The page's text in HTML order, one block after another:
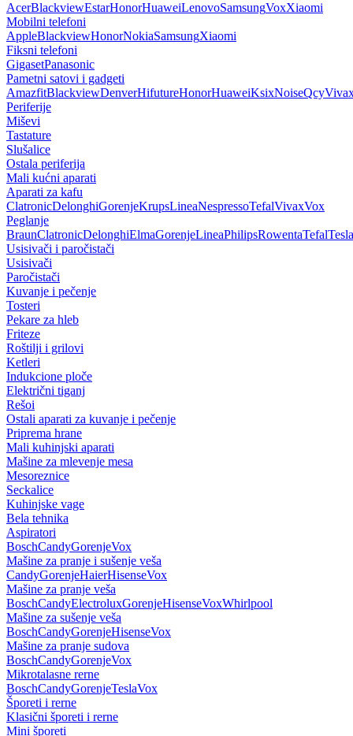
AcerBlackviewEstarHonorHuaweiLenovoSamsungVoxXiaomi
Mobilni telefoni
AppleBlackviewHonorNokiaSamsungXiaomi
Fiksni telefoni
GigasetPanasonic
Pametni satovi i gadgeti
AmazfitBlackviewDenverHifutureHonorHuaweiKsixNoiseQcy
Periferije
Miševi
Tastature
Slušalice
Ostala periferija
Mali kućni aparati
Aparati za kafu
ClatronicDelonghiGorenjeKrupsLineaNespressoTefalVivaxVox
Peglanje
BraunClatronicDelonghiElmaGorenjeLineaPhilipsRowentaTefalTesla
Usisivači i paročistači
Usisivači
Paročistači
Kuvanje i pečenje
Tosteri
Pekare za hleb
Friteze
Roštilji i grilovi
Ketleri
Indukcione ploče
Električni tiganj
Rešoi
Ostali aparati za kuvanje i pečenje
Priprema hrane
Mali kuhinjski aparati
Mašine za mlevenje mesa
Mesoreznice
Seckalice
Kuhinjske vage
Bela tehnika
Aspiratori
BoschCandyGorenjeVox
Mašine za pranje i sušenje veša
CandyGorenjeHaierHisenseVox
Mašine za pranje veša
BoschCandyElectroluxGorenjeHisenseVoxWhirlpool
Mašine za sušenje veša
BoschCandyGorenjeHisenseVox
Mašine za pranje sudova
BoschCandyGorenjeVox
Mikrotalasne rerne
BoschCandyGorenjeTeslaVox
Šporeti i rerne
Klasični šporeti i rerne
Mini šporeti